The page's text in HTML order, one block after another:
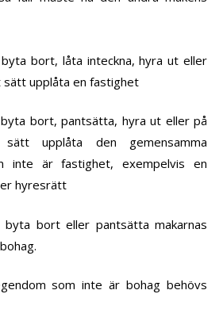
bort, låta inteckna, hyra ut eller
sätt upplåta en fastighet
bort, pantsätta, hyra ut eller på
upplåta den gemensamma
inte är fastighet, exempelvis en
hyresrätt
byta bort eller pantsätta makarnas
som inte är bohag behövs